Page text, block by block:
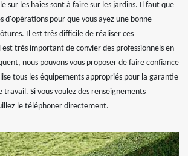
sur les haies sont à faire sur les jardins. Il faut que
d'opérations pour que vous ayez une bonne
Il est très difficile de réaliser ces
très important de convier des professionnels en
nous pouvons vous proposer de faire confiance
tous les équipements appropriés pour la garantie
Si vous voulez des renseignements
le téléphoner directement.